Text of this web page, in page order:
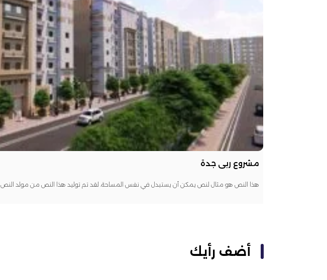
مشروع ربى جدة
هذا النص هو مثال لنص يمكن أن يستبدل في نفس المساحة، لقد تم توليد هذا النص من مولد النص
أضف رأيك